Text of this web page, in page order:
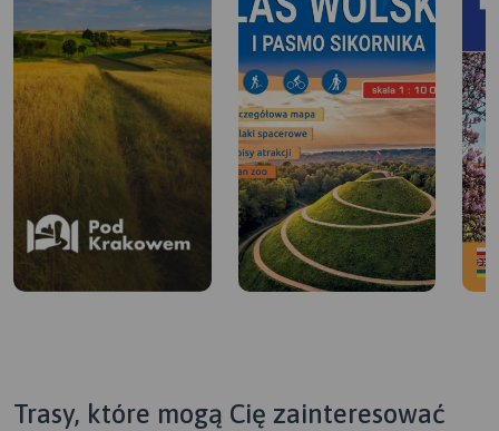
Trasy, które mogą Cię zainteresować